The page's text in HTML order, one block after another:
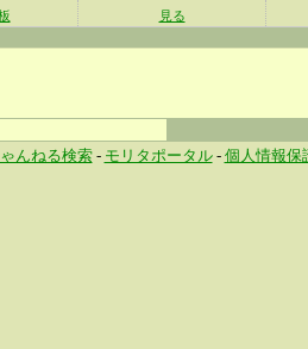
見る
んねる検索- モリタポータル- 個人情報保